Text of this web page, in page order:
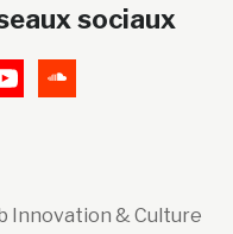
sociaux
Innovation & Culture